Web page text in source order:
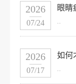
2026
07/24
眼睛
..
2026
07/17
如何
..